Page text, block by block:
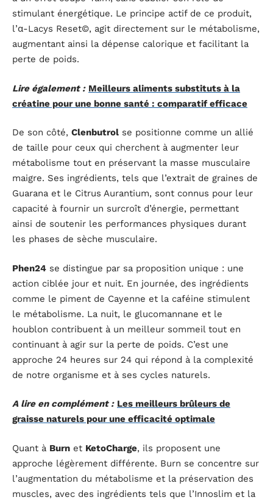
stimulant énergétique. Le principe actif de ce produit,
l’α-Lacys Reset©, agit directement sur le métabolisme,
augmentant ainsi la dépense calorique et facilitant la
perte de poids.
Lire également : Meilleurs aliments substituts à la
créatine pour une bonne santé : comparatif efficace
De son côté, Clenbutrol se positionne comme un allié
de taille pour ceux qui cherchent à augmenter leur
métabolisme tout en préservant la masse musculaire
maigre. Ses ingrédients, tels que l’extrait de graines de
Guarana et le Citrus Aurantium, sont connus pour leur
capacité à fournir un surcroît d’énergie, permettant
ainsi de soutenir les performances physiques durant
les phases de sèche musculaire.
Phen24 se distingue par sa proposition unique : une
action ciblée jour et nuit. En journée, des ingrédients
comme le piment de Cayenne et la caféine stimulent
le métabolisme. La nuit, le glucomannane et le
houblon contribuent à un meilleur sommeil tout en
continuant à agir sur la perte de poids. C’est une
approche 24 heures sur 24 qui répond à la complexité
de notre organisme et à ses cycles naturels.
A lire en complément : Les meilleurs brûleurs de
graisse naturels pour une efficacité optimale
Quant à Burn et KetoCharge, ils proposent une
approche légèrement différente. Burn se concentre sur
l’augmentation du métabolisme et la préservation des
muscles, avec des ingrédients tels que l’Innoslim et la